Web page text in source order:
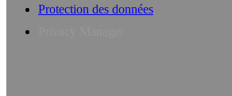
Protection des données